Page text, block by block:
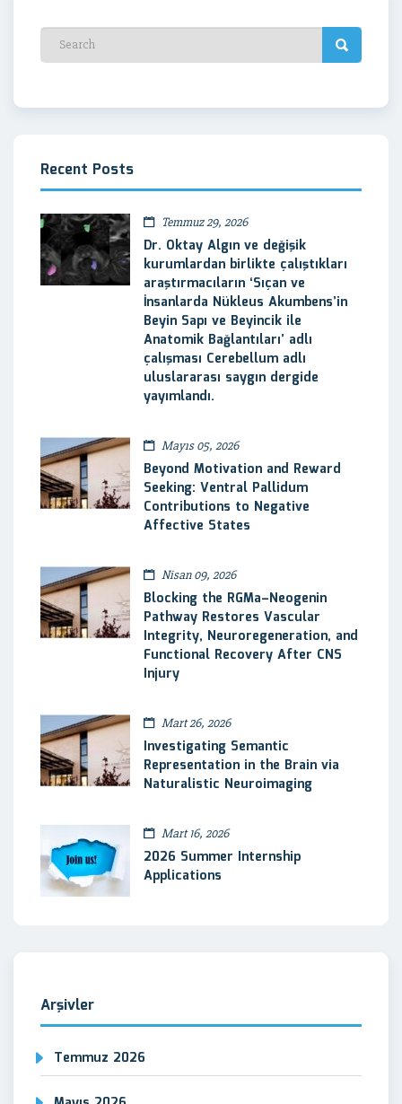
Recent Posts
Temmuz 29, 2026
Dr. Oktay Algın ve değişik
kurumlardan birlikte çalıştıkları
araştırmacıların ‘Sıçan ve
İnsanlarda Nükleus Akumbens’in
Beyin Sapı ve Beyincik ile
Anatomik Bağlantıları’ adlı
çalışması Cerebellum adlı
uluslararası saygın dergide
yayımlandı.
Mayıs 05, 2026
Beyond Motivation and Reward
Seeking: Ventral Pallidum
Contributions to Negative
Affective States
Nisan 09, 2026
Blocking the RGMa–Neogenin
Pathway Restores Vascular
Integrity, Neuroregeneration, and
Functional Recovery After CNS
Injury
Mart 26, 2026
Investigating Semantic
Representation in the Brain via
Naturalistic Neuroimaging
Mart 16, 2026
2026 Summer Internship
Applications
Arşivler
Temmuz 2026